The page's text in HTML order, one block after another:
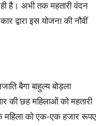
है। अभी तक महतारी वंदन
द्वारा इस योजना की नौवीं
बैगा बाहुल्य बोड़ला
की छह महिलाओं को महतारी
महिला को एक-एक हजार रूपए